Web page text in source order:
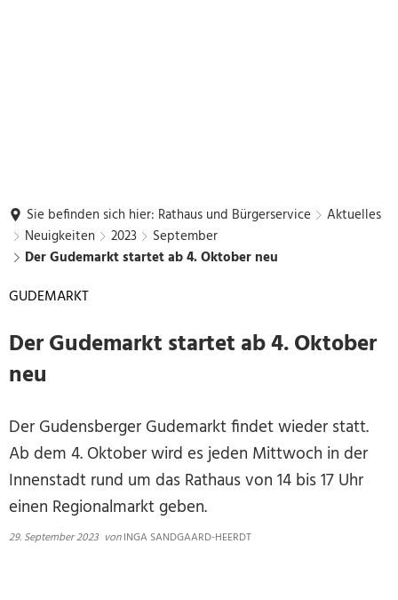
Sie befinden sich hier: Rathaus und Bürgerservice
Aktuelles
Neuigkeiten
2023
September
Der Gudemarkt startet ab 4. Oktober neu
GUDEMARKT
Der Gudemarkt startet ab 4. Oktober
neu
Der Gudensberger Gudemarkt findet wieder statt.
Ab dem 4. Oktober wird es jeden Mittwoch in der
Innenstadt rund um das Rathaus von 14 bis 17 Uhr
einen Regionalmarkt geben.
29. September 2023 vonINGA SANDGAARD-HEERDT